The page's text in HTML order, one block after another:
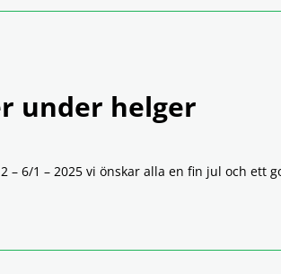
under helger
– 6/1 – 2025 vi önskar alla en fin jul och ett